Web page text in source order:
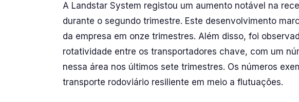
A Landstar System registou um aumento notável na
durante o segundo trimestre. Este desenvolvimento
da empresa em onze trimestres. Além disso, foi
rotatividade entre os transportadores chave, com um
nessa área nos últimos sete trimestres. Os números
transporte rodoviário resiliente em meio a flutuações.